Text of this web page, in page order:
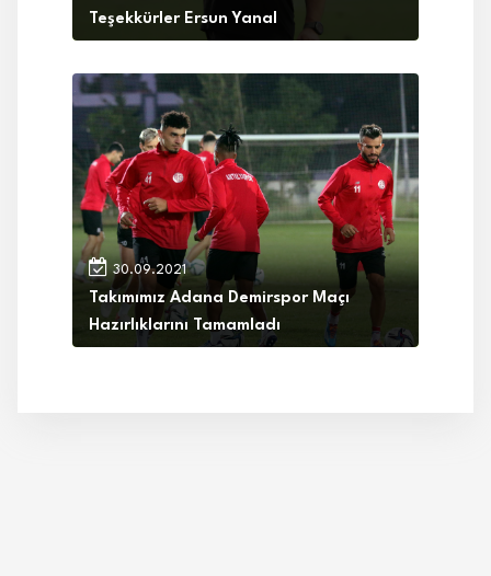
Teşekkürler Ersun Yanal
30.09.2021
Takımımız Adana Demirspor Maçı
Hazırlıklarını Tamamladı